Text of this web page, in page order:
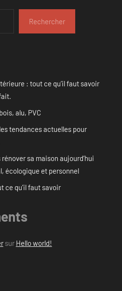
Rechercher
: tout ce qu’il faut savoir
alu, PVC
tendances actuelles pour
sa maison aujourd’hui
écologique et personnel
ce qu’il faut savoir
sur Hello world!